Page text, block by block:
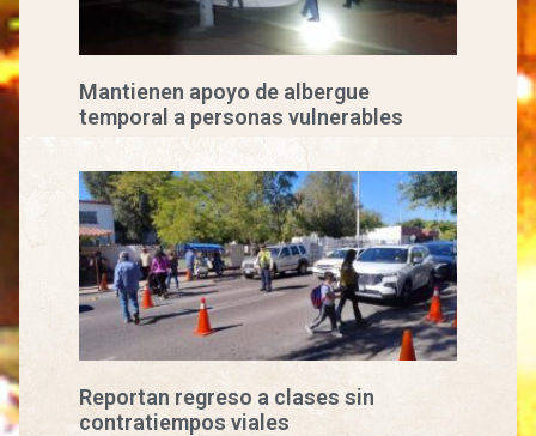
Mantienen apoyo de albergue
temporal a personas vulnerables
Reportan regreso a clases sin
contratiempos viales